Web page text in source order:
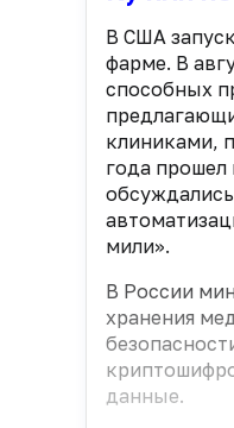
В США
фарме. В
способных
клиниками,
года
мили».
В России
хранения
данные.